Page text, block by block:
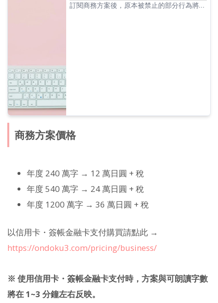
訂閱商務方案後，原本被禁止的部分行為將獲
商務方案價格
年度 240 萬字 → 12 萬日圓 + 稅
年度 540 萬字 → 24 萬日圓 + 稅
年度 1200 萬字 → 36 萬日圓 + 稅
以信用卡・簽帳金融卡支付購買請點此 →
https://ondoku3.com/pricing/business/
※ 使用信用卡・簽帳金融卡支付時，方案與可朗讀字數
將在 1~3 分鐘左右反映。